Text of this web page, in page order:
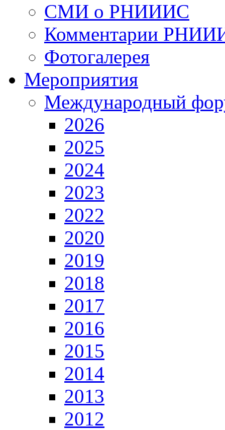
СМИ о РНИИИС
Комментарии
Фотогалерея
Мероприятия
Международный
2026
2025
2024
2023
2022
2020
2019
2018
2017
2016
2015
2014
2013
2012